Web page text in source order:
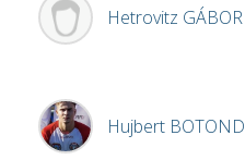
Hetrovitz GÁBOR
Hujbert BOTOND